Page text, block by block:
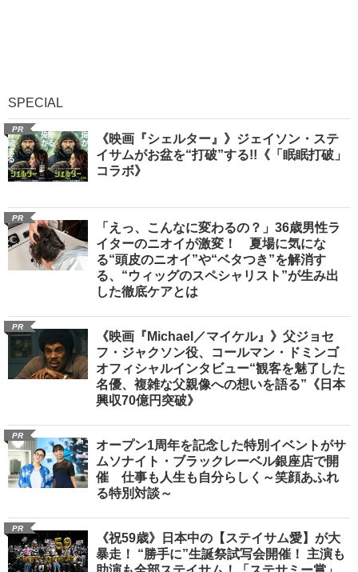
SPECIAL
PR
《映画『シェルター』》ジェイソン・ステ
イサムがお盆を“打破”する!!《「眠眠打破」
コラボ》
PR
「えっ、こんなに変わるの？」36歳男性ラ
イターのニオイが激変！ 夏場に気にな
る“頭皮のニオイ”や“ベタつき”を解消す
る、“ウィッグのスペシャリスト”が生み出
した徹底ケアとは
PR
《映画『Michael／マイケル』》父ジョセ
フ・ジャクソン役、コールマン・ドミンゴ
オフィシャルインタビュー“観客を魅了した
名優、複雑な父親像への想いを語る”《日本
興収70億円突破》
PR
オープン1周年を記念した特別イベントがサ
ムソナイト・ブラックレーベル銀座店で開
催 仕事も人生も自分らしく～笑顔あふれ
る特別対談～
PR
《祝59歳》日本中の【ステイサム愛】が大
暴走！ “勝手に”生誕祭試写会開催！ 主演も